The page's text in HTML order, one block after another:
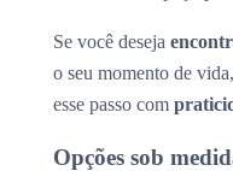
Se você deseja
o seu momento de
esse passo com
Opções sob